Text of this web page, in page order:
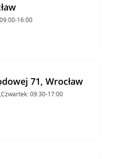
16:00
71, Wrocław
09:30-17:00